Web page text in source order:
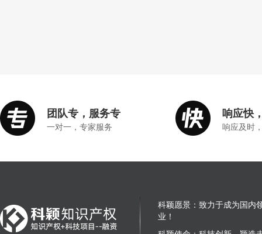
团队专，服务专
一对一，专家服务
响应快
响应及时
科颖愿景：致力于成为国内
业！